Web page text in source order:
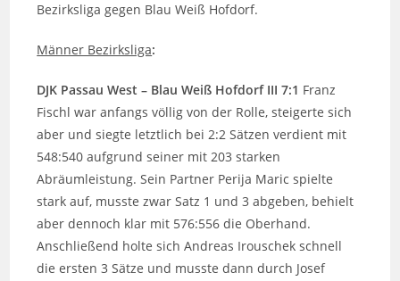
Bezirksliga gegen Blau Weiß Hofdorf.
Männer Bezirksliga:
DJK Passau West – Blau Weiß Hofdorf III 7:1 Franz
Fischl war anfangs völlig von der Rolle, steigerte sich
aber und siegte letztlich bei 2:2 Sätzen verdient mit
548:540 aufgrund seiner mit 203 starken
Abräumleistung. Sein Partner Perija Maric spielte
stark auf, musste zwar Satz 1 und 3 abgeben, behielt
aber dennoch klar mit 576:556 die Oberhand.
Anschließend holte sich Andreas Irouschek schnell
die ersten 3 Sätze und musste dann durch Josef